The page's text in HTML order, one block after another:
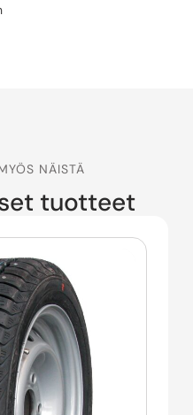
NÄISTÄ
tuotteet